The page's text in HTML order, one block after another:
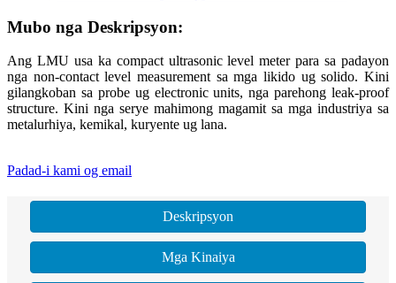
Mubo nga Deskripsyon:
Ang LMU usa ka compact ultrasonic level meter para sa padayon
nga non-contact level measurement sa mga likido ug solido. Kini
gilangkoban sa probe ug electronic units, nga parehong leak-proof
structure. Kini nga serye mahimong magamit sa mga industriya sa
metalurhiya, kemikal, kuryente ug lana.
Padad-i kami og email
Deskripsyon
Mga Kinaiya